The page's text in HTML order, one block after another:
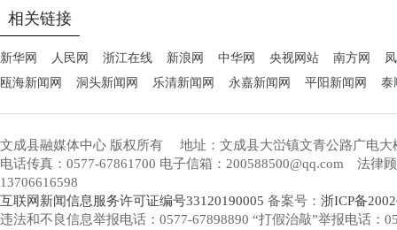
相关链接
新华网 人民网 浙江在线 新浪网 中华网 央视网站 南方网
瓯海新闻网
洞头新闻网 乐清新闻网 永嘉新闻网 平阳新闻网 泰
文成县融媒体中心 版权所有
地址：文成县大峃镇文青公路广电大
电话传真：0577-67861700 电子信箱：200588500@qq.com 法律
13706616598
互联网新闻信息服务许可证编号33120190005 备案号： 浙ICP备
违法和不良信息举报电话：0577-67898890 “打假治敲”举报电话：